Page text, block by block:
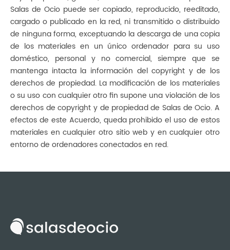
Salas de Ocio puede ser copiado, reproducido, reeditado,
cargado o publicado en la red, ni transmitido o distribuido
de ninguna forma, exceptuando la descarga de una copia
de los materiales en un único ordenador para su uso
doméstico, personal y no comercial, siempre que se
mantenga intacta la información del copyright y de los
derechos de propiedad. La modificación de los materiales
o su uso con cualquier otro fin supone una violación de los
derechos de copyright y de propiedad de Salas de Ocio. A
efectos de este Acuerdo, queda prohibido el uso de estos
materiales en cualquier otro sitio web y en cualquier otro
entorno de ordenadores conectados en red.